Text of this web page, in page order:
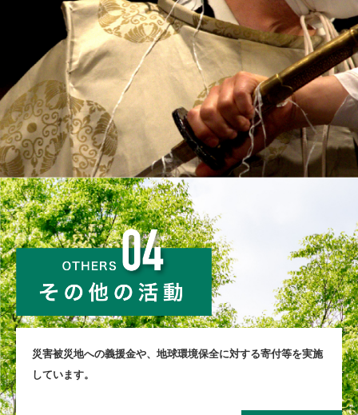
災害被災地への義援⾦や、地球環境保全に対する寄付等を実施
しています。